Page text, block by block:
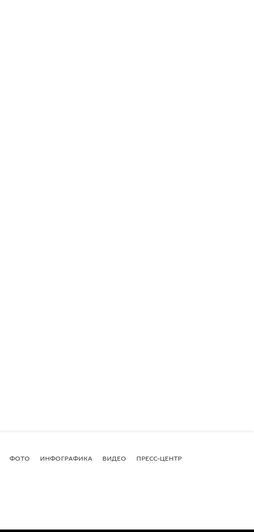
ФОТО ИНФОГРАФИКА ВИДЕО ПРЕСС-ЦЕНТР